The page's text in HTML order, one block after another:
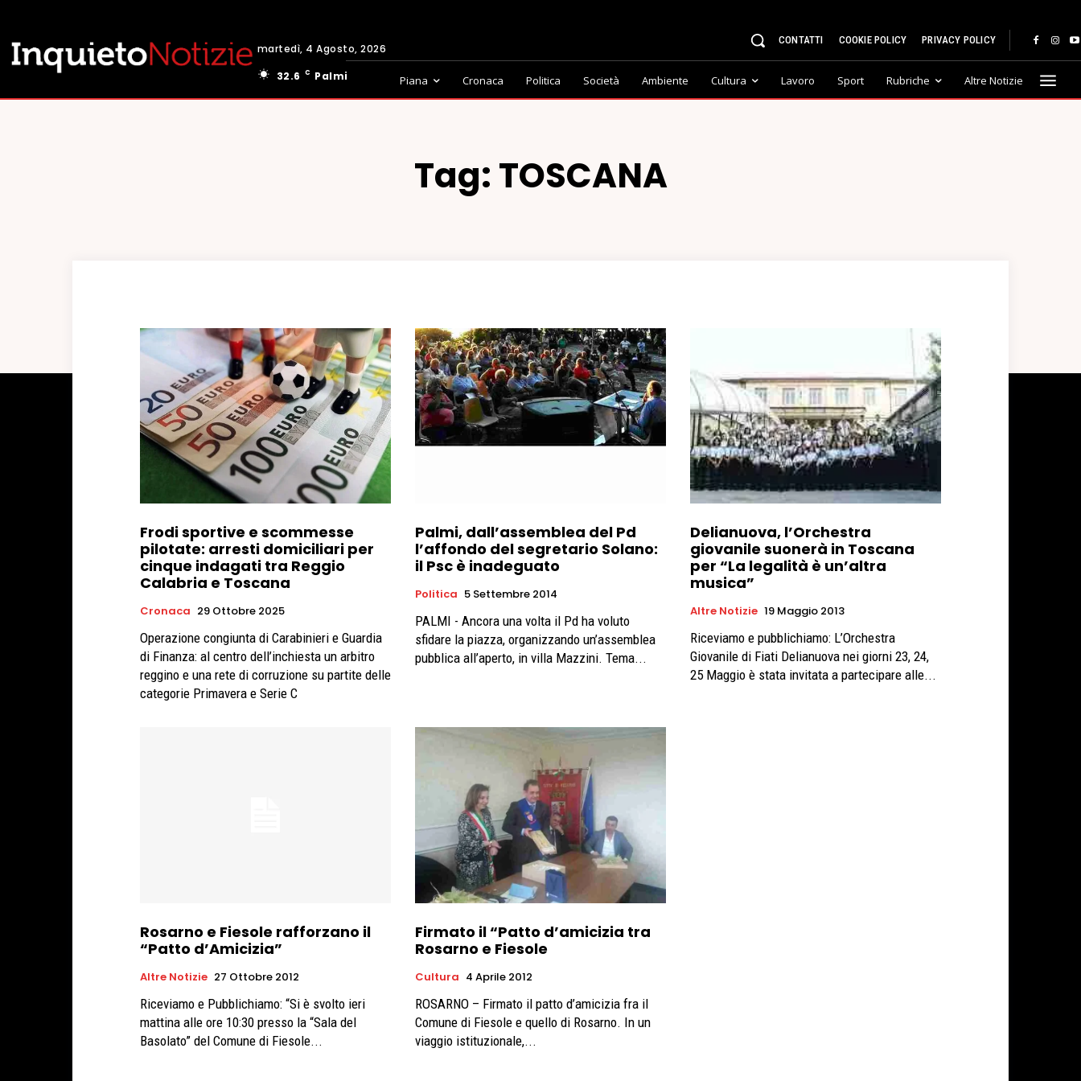
martedì, 4 Agosto, 2026
32.6
C Palmi
CONTATTI COOKIE POLICY PRIVACY POLICY
Piana Cronaca Politica Società Ambiente Cultura Lavoro Sport Rubriche Altre Notizie
Tag: TOSCANA
Frodi sportive e scommesse
pilotate: arresti domiciliari per
cinque indagati tra Reggio
Calabria e Toscana
Cronaca 29 Ottobre 2025
Operazione congiunta di Carabinieri e Guardia
di Finanza: al centro dell’inchiesta un arbitro
reggino e una rete di corruzione su partite delle
categorie Primavera e Serie C
Palmi, dall’assemblea del Pd
l’affondo del segretario Solano:
il Psc è inadeguato
Politica 5 Settembre 2014
PALMI - Ancora una volta il Pd ha voluto
sfidare la piazza, organizzando un’assemblea
pubblica all’aperto, in villa Mazzini. Tema...
Delianuova, l’Orchestra
giovanile suonerà in Toscana
per “La legalità è un’altra
musica”
Altre Notizie 19 Maggio 2013
Riceviamo e pubblichiamo: L’Orchestra
Giovanile di Fiati Delianuova nei giorni 23, 24,
25 Maggio è stata invitata a partecipare alle...
Rosarno e Fiesole rafforzano il
“Patto d’Amicizia”
Altre Notizie 27 Ottobre 2012
Riceviamo e Pubblichiamo: “Si è svolto ieri
mattina alle ore 10:30 presso la “Sala del
Basolato” del Comune di Fiesole...
Firmato il “Patto d’amicizia tra
Rosarno e Fiesole
Cultura 4 Aprile 2012
ROSARNO – Firmato il patto d’amicizia fra il
Comune di Fiesole e quello di Rosarno. In un
viaggio istituzionale,...